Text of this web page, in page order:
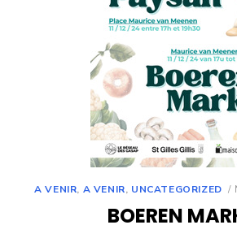
A VENIR, A VENIR, UNCATEGORIZED
BOEREN